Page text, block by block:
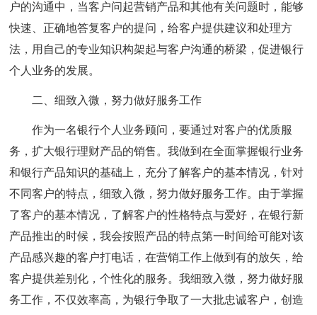
户的沟通中，当客户问起营销产品和其他有关问题时，能够
快速、正确地答复客户的提问，给客户提供建议和处理方
法，用自己的专业知识构架起与客户沟通的桥梁，促进银行
个人业务的发展。
二、细致入微，努力做好服务工作
作为一名银行个人业务顾问，要通过对客户的优质服
务，扩大银行理财产品的销售。我做到在全面掌握银行业务
和银行产品知识的基础上，充分了解客户的基本情况，针对
不同客户的特点，细致入微，努力做好服务工作。由于掌握
了客户的基本情况，了解客户的性格特点与爱好，在银行新
产品推出的时候，我会按照产品的特点第一时间给可能对该
产品感兴趣的客户打电话，在营销工作上做到有的放矢，给
客户提供差别化，个性化的服务。我细致入微，努力做好服
务工作，不仅效率高，为银行争取了一大批忠诚客户，创造